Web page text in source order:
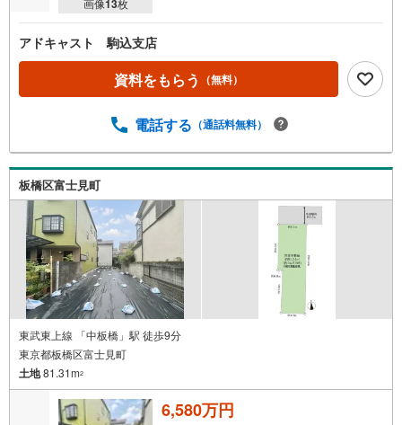
画像13枚
アドキャスト 駒込支店
資料をもらう （無料）
電話する （通話料無料）
板橋区富士見町
東武東上線 「中板橋」駅 徒歩9分
東京都板橋区富士見町
土地81.31m2
6,580万円